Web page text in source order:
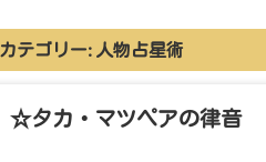
カテゴリー: 人物占星術
☆タカ・マツペアの律音